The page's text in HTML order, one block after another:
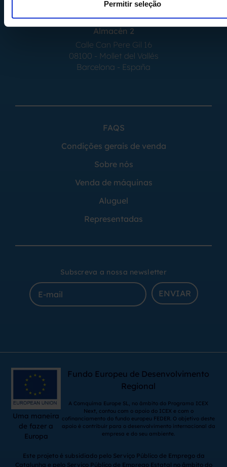
Permitir seleção
Barcelona - España
Almacén 2
Calle Can Pere Gil 16
08100 - Mollet del Vallés
Barcelona - España
FAQS
Condições gerais de venda
Sobre nós
Venda de máquinas
Aluguel
Representadas
Subscreva a nossa newsletter
ENVIAR
Uma maneira
de fazer a
Europa
Fundo Europeu de Desenvolvimento
Regional
A Comquima Europe SL, no âmbito do Programa ICEX
Next, contou com o apoio do ICEX e com o
cofinanciamento do fundo europeu FEDER. O objetivo deste
apoio é contribuir para o desenvolvimento internacional da
empresa e do seu ambiente.
Este projeto é subsidiado pelo Serviço Público de Emprego da
Catalunha e pelo Serviço Público de Emprego Estatal no âmbito do